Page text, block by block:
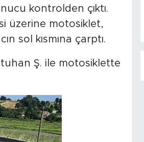
kontrolden çıktı.
üzerine motosiklet,
sol kısmına çarptı.
Ş. ile motosiklette